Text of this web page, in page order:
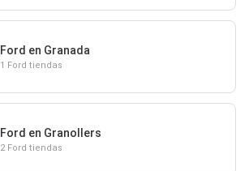
Ford en Granada
1 Ford tiendas
Ford en Granollers
2 Ford tiendas